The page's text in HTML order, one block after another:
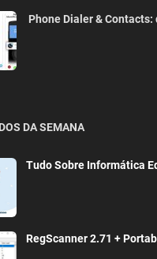
Phone Dialer &
DA SEMANA
Tudo Sobre Informática
RegScanner 2.71 +